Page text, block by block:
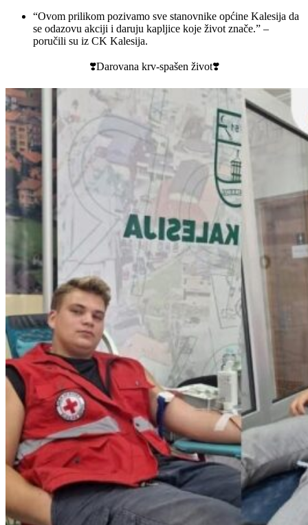
“Ovom prilikom pozivamo sve stanovnike općine Kalesija da
se odazovu akciji i daruju kapljice koje život znače.” –
poručili su iz CK Kalesija.
❣️Darovana krv-spašen život❣️